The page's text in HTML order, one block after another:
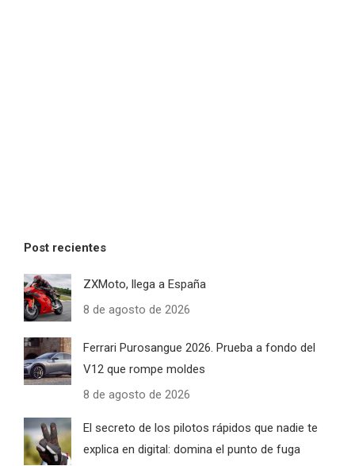
Post recientes
ZXMoto, llega a España
8 de agosto de 2026
Ferrari Purosangue 2026. Prueba a fondo del
V12 que rompe moldes
8 de agosto de 2026
El secreto de los pilotos rápidos que nadie te
explica en digital: domina el punto de fuga